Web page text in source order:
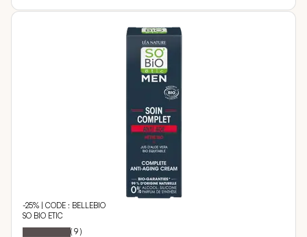
-25% | CODE : BELLEBIO
SO BIO ETIC
Notation: 100
% of
( 9 )